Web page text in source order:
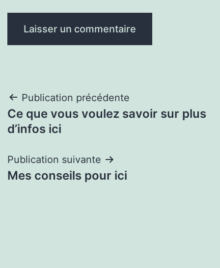
Navigation
de
Publication précédente
Ce que vous voulez savoir sur plus
d’infos ici
Publication suivante
Mes conseils pour ici